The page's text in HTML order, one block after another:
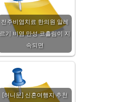
전주비염치료 한의원 알레
르기 비염 만성 코흘림이 지
속되면
[허니문] 신혼여행지 추천